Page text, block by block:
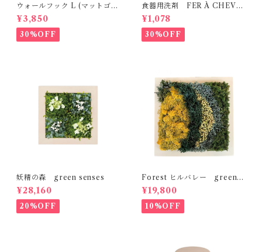
ウォールフック L (マットゴー
ルド） MOEBE
¥3,850
30%OFF
食器用洗剤 FER À CHEVA
L
¥1,078
30%OFF
妖精の森 green senses
¥28,160
20%OFF
Forest ヒルバレー green s
enses
¥19,800
10%OFF